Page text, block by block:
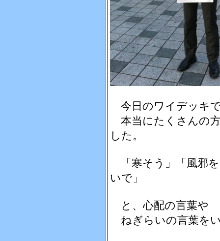
今日のワイデッキ
本当にたくさんの
した。
「寒そう」「風邪
いで」
と、心配の言葉や
ねぎらいの言葉を